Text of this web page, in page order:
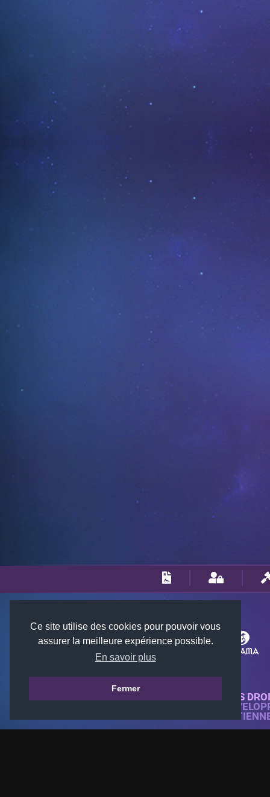
Ce site utilise des cookies pour pouvoir vous
assurer la meilleure expérience possible.
En savoir plus
Fermer
© 2018-2026 KTARENA. TOUS
SITE WEB ENTIÈREMENT
TOUTES LES IMAGES